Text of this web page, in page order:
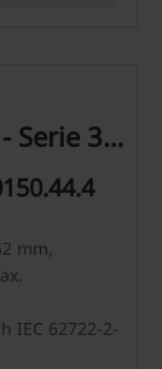
Serie 30
mm,
IEC 62722-2-